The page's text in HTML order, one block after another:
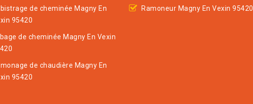
de cheminée Magny En
95420
de cheminée Magny En Vexin
de chaudière Magny En
95420
Ramoneur Magny En Vexin 95420